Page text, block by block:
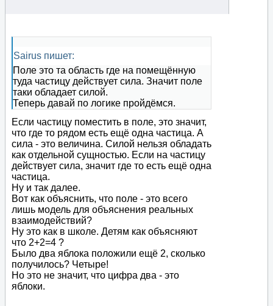
Sairus пишет:
Поле это та область где на помещённую
туда частицу действует сила. Значит поле
таки обладает силой.
Теперь давай по логике пройдёмся.
Если частицу поместить в поле, это значит,
что где то рядом есть ещё одна частица. А
сила - это величина. Силой нельзя обладать
как отдельной сущностью. Если на частицу
действует сила, значит где то есть ещё одна
частица.
Ну и так далее.
Вот как объяснить, что поле - это всего
лишь модель для объяснения реальных
взаимодействий?
Ну это как в школе. Детям как объясняют
что 2+2=4 ?
Было два яблока положили ещё 2, сколько
получилось? Четыре!
Но это не значит, что цифра два - это
яблоки.